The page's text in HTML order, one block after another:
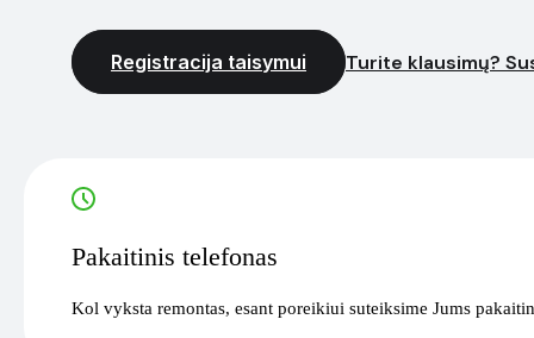
Registracija taisymui Turite klausimų?
Pakaitinis telefonas
Kol vyksta remontas, esant poreikiui suteiksime Jums